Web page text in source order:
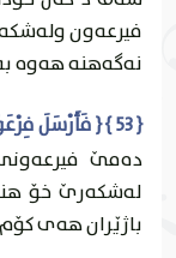
فيرعه‌ون
نه‌گه‌هنه‌ هه‌وه‌
{ 53 } { فَأَرْسَلَ فِرْعَوْنُ فِي الْمَدَائِنِ حَاشِرِينَ }
ده‌مێ
له‌شكه‌رێ خۆ
باژێران هه‌ى